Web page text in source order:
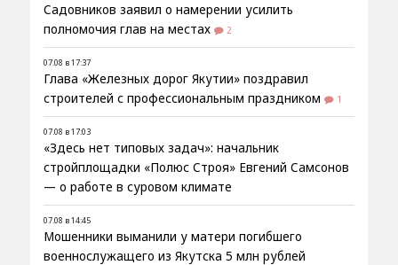
Садовников заявил о намерении усилить
полномочия глав на местах
2
07.08 в 17:37
Глава «Железных дорог Якутии» поздравил
строителей с профессиональным праздником
1
07.08 в 17:03
«Здесь нет типовых задач»: начальник
стройплощадки «Полюс Строя» Евгений Самсонов
— о работе в суровом климате
07.08 в 14:45
Мошенники выманили у матери погибшего
военнослужащего из Якутска 5 млн рублей